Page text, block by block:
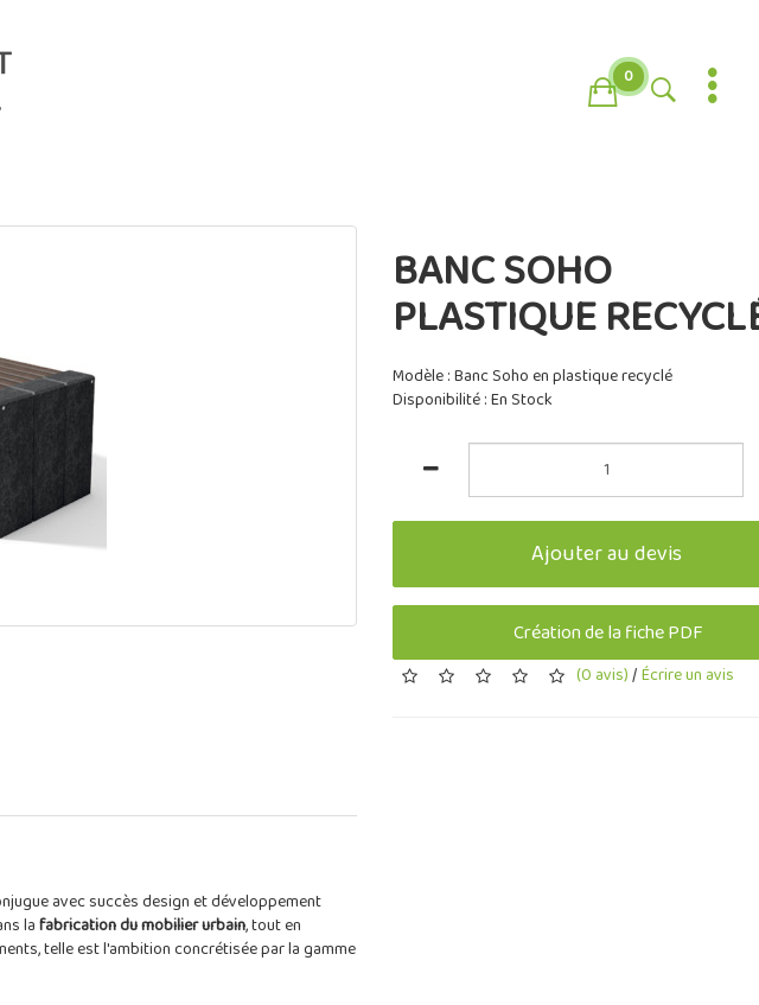
0
avec succès design et développement
lafabrication du mobilier urbain, tout en
telle est l'ambition concrétisée par la gamme
BANC SOHO
PLASTIQUE
Modèle : Banc Soho en plastique recyclé
Disponibilité : En Stock
Ajouter au devis
Création de la fiche PDF
(0 avis)/Écrire un avis